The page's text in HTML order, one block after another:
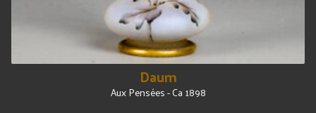
Daum
Aux Pensées - Ca 1898